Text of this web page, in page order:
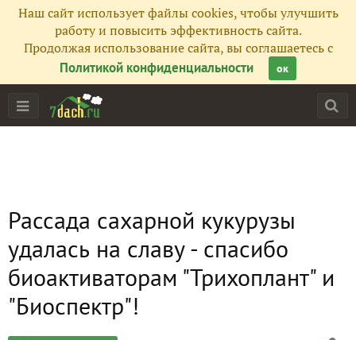
Наш сайт использует файлы cookies, чтобы улучшить
работу и повысить эффективность сайта.
Продолжая использование сайта, вы соглашаетесь с
Политикой конфиденциальности
ок
Рассада сахарной кукурузы
удалась на славу - спасибо
биоактиваторам "Трихоплант" и
"Биоспектр"!